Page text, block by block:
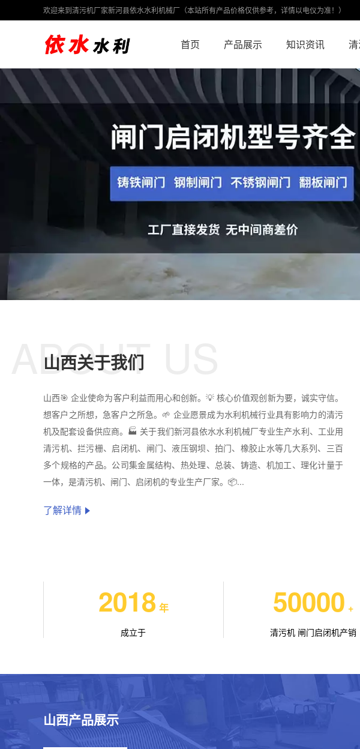
欢迎来到清污机厂家新河县依水水利机械厂（本站所有产品价格仅供参考，详情以电仪为准！）
首页 产品展示 知识资讯
山西关于我们
ABOUT US
山西🎯 企业使命为客户利益而用心和创新。💡 核心价值观创新为要，诚实守信。
想客户之所想，急客户之所急。🌱 企业愿景成为水利机械行业具有影响力的清污
机及配套设备供应商。🏭 关于我们新河县依水水利机械厂专业生产水利、工业用
清污机、拦污栅、启闭机、闸门、液压钢坝、拍门、橡胶止水等几大系列、三百
多个规格的产品。公司集金属结构、热处理、总装、铸造、机加工、理化计量于
一体，是清污机、闸门、启闭机的专业生产厂家。📦...
了解详情
2018 年
成立于
50000 +
清污机 闸门启闭机产销
山西产品展示